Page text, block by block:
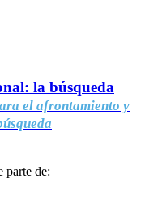
la búsqueda
el afrontamiento y
parte de: